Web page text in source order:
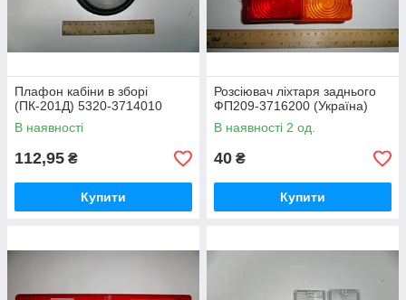
Плафон кабіни в зборі
(ПК-201Д) 5320-3714010
В наявності
112,95 ₴
Купити
Розсіювач ліхтаря заднього
ФП209-3716200 (Україна)
В наявності 2 од.
40 ₴
Купити